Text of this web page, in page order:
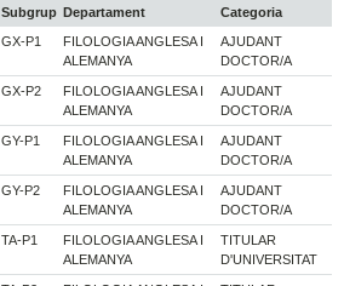
Subgrup Departament
Categoria
GX-P1
FILOLOGIA ANGLESA I
ALEMANYA
AJUDANT
DOCTOR/A
GX-P2
FILOLOGIA ANGLESA I
ALEMANYA
AJUDANT
DOCTOR/A
GY-P1
FILOLOGIA ANGLESA I
ALEMANYA
AJUDANT
DOCTOR/A
GY-P2
FILOLOGIA ANGLESA I
ALEMANYA
AJUDANT
DOCTOR/A
TA-P1
FILOLOGIA ANGLESA I
ALEMANYA
TITULAR
D'UNIVERSITAT